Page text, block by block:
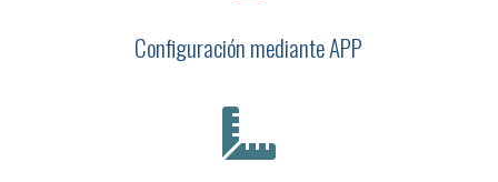
Configuración mediante APP
